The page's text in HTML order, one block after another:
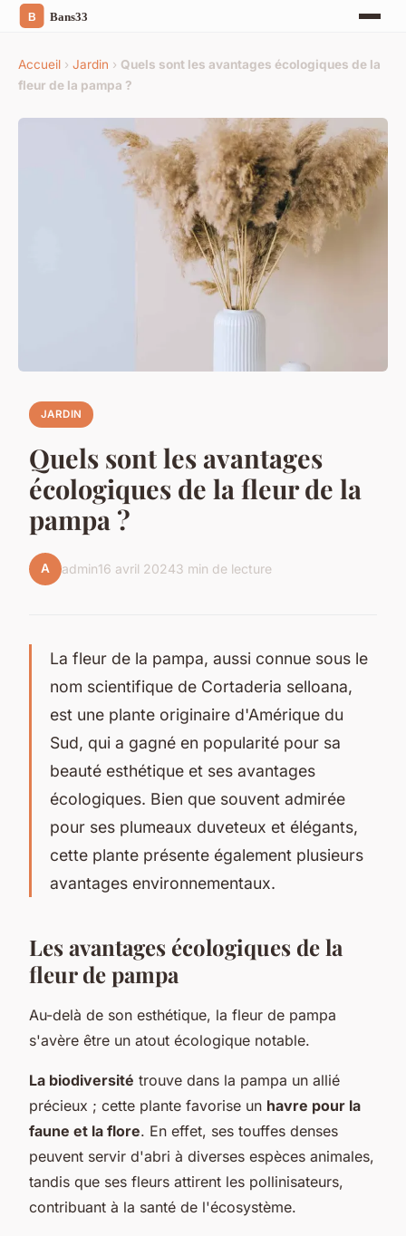
Accueil › Jardin › Quels sont les avantages écologiques de la
fleur de la pampa ?
JARDIN
Quels sont les avantages
écologiques de la fleur de la
pampa ?
A admin16 avril 20243 min de lecture
La fleur de la pampa, aussi connue sous le
nom scientifique de Cortaderia selloana,
est une plante originaire d'Amérique du
Sud, qui a gagné en popularité pour sa
beauté esthétique et ses avantages
écologiques. Bien que souvent admirée
pour ses plumeaux duveteux et élégants,
cette plante présente également plusieurs
avantages environnementaux.
Les avantages écologiques de la
fleur de pampa
Au-delà de son esthétique, la fleur de pampa
s'avère être un atout écologique notable.
La biodiversité trouve dans la pampa un allié
précieux ; cette plante favorise un havre pour la
faune et la flore. En effet, ses touffes denses
peuvent servir d'abri à diverses espèces animales,
tandis que ses fleurs attirent les pollinisateurs,
contribuant à la santé de l'écosystème.